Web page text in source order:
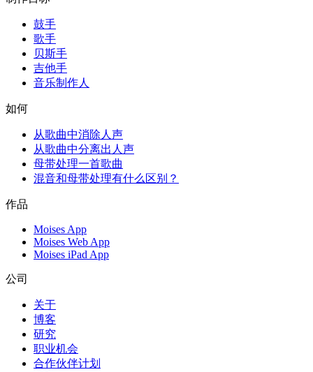
鼓手
歌手
贝斯手
吉他手
音乐制作人
如何
从歌曲中消除人声
从歌曲中分离出人声
母带处理一首歌曲
混音和母带处理有什么区别？
作品
Moises App
Moises Web App
Moises iPad App
公司
关于
博客
研究
职业机会
合作伙伴计划